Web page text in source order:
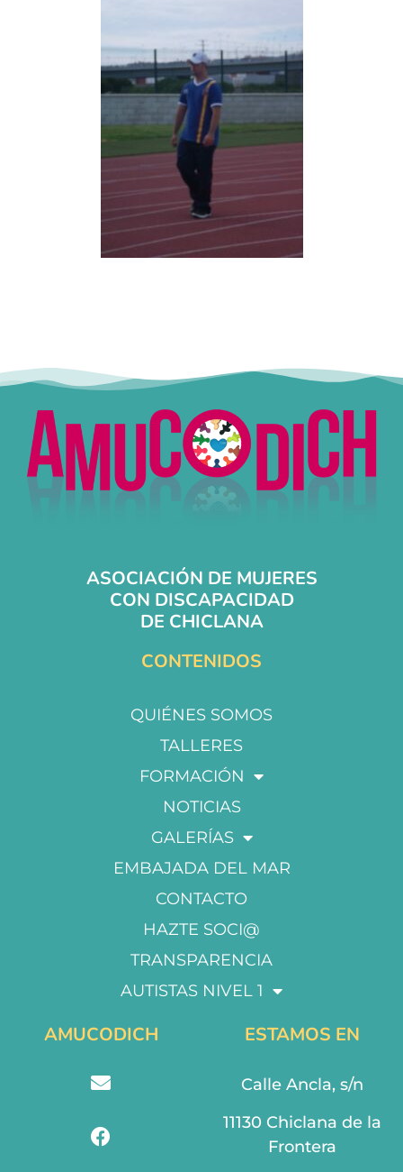
ASOCIACIÓN DE MUJERES
CON DISCAPACIDAD
DE CHICLANA
CONTENIDOS
QUIÉNES SOMOS
TALLERES
FORMACIÓN
NOTICIAS
GALERÍAS
EMBAJADA DEL MAR
CONTACTO
HAZTE SOCI@
TRANSPARENCIA
AUTISTAS NIVEL 1
AMUCODICH ESTAMOS EN
Calle Ancla, s/n
11130 Chiclana de la
Frontera